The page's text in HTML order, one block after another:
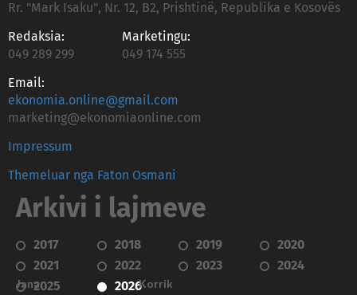
Rr. "Mark Isaku", Nr. 12, B2, Prishtinë, Republika e Kosovës
Redaksia:
049 289 299
Marketingu:
049 174 555
Email:
ekonomia.online@gmail.com
marketing@ekonomiaonline.com
Impressum
Themeluar nga Faton Osmani
Arkivi i lajmeve
2017 2018 2019
2020
2021
2022 2023
2024
2025
2026
Janar
Korrik